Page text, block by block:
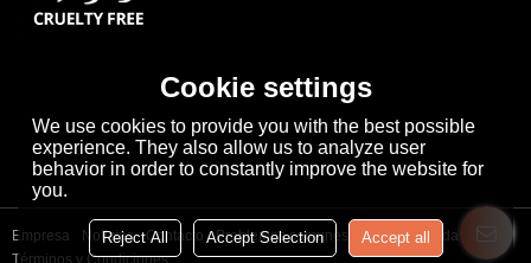
Empresa Noticias Contacto Problemas comunes
Noticia Privada
Términos y Condiciones
Cookie settings
We use cookies to provide you with the best possible
experience. They also allow us to analyze user
behavior in order to constantly improve the website for
you.
Reject All Accept Selection Accept all